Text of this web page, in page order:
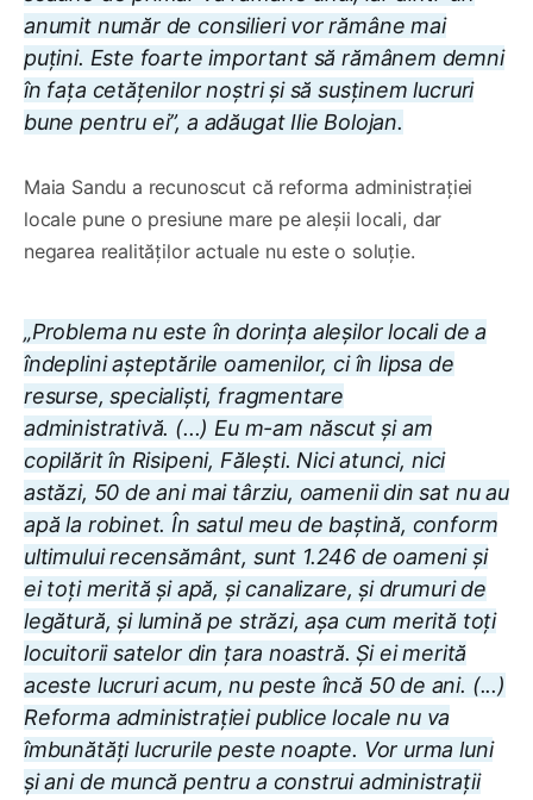
anumit număr de consilieri vor rămâne mai
puțini. Este foarte important să rămânem demni
în fața cetățenilor noștri și să susținem lucruri
bune pentru ei”, a adăugat Ilie Bolojan.
Maia Sandu a recunoscut că reforma administrației
locale pune o presiune mare pe aleșii locali, dar
negarea realităților actuale nu este o soluție.
„Problema nu este în dorința aleșilor locali de a
îndeplini așteptările oamenilor, ci în lipsa de
resurse, specialiști, fragmentare
administrativă. (...) Eu m-am născut și am
copilărit în Risipeni, Fălești. Nici atunci, nici
astăzi, 50 de ani mai târziu, oamenii din sat nu au
apă la robinet. În satul meu de baștină, conform
ultimului recensământ, sunt 1.246 de oameni și
ei toți merită și apă, și canalizare, și drumuri de
legătură, și lumină pe străzi, așa cum merită toți
locuitorii satelor din țara noastră. Și ei merită
aceste lucruri acum, nu peste încă 50 de ani. (...)
Reforma administrației publice locale nu va
îmbunătăți lucrurile peste noapte. Vor urma luni
și ani de muncă pentru a construi administrații